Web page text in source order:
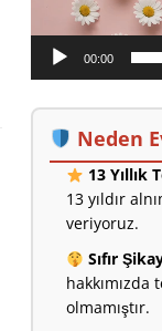
00:00
Neden
13 Yıllık
13 yıldır
veriyoruz.
Sıfır
olmamıştır.